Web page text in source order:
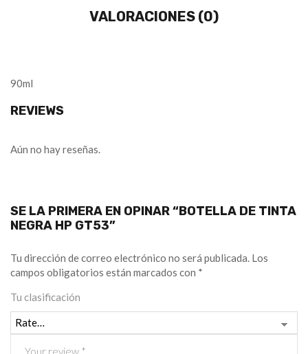
VALORACIONES (0)
90ml
REVIEWS
Aún no hay reseñas.
SE LA PRIMERA EN OPINAR “BOTELLA DE TINTA
NEGRA HP GT53”
Tu dirección de correo electrónico no será publicada. Los
campos obligatorios están marcados con *
Tu clasificación